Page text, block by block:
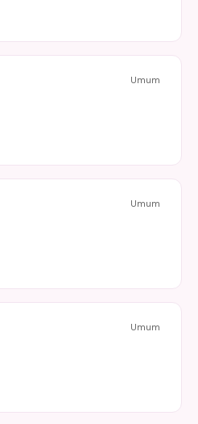
Umum
Umum
Umum